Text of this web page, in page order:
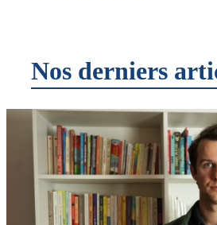
Nos derniers